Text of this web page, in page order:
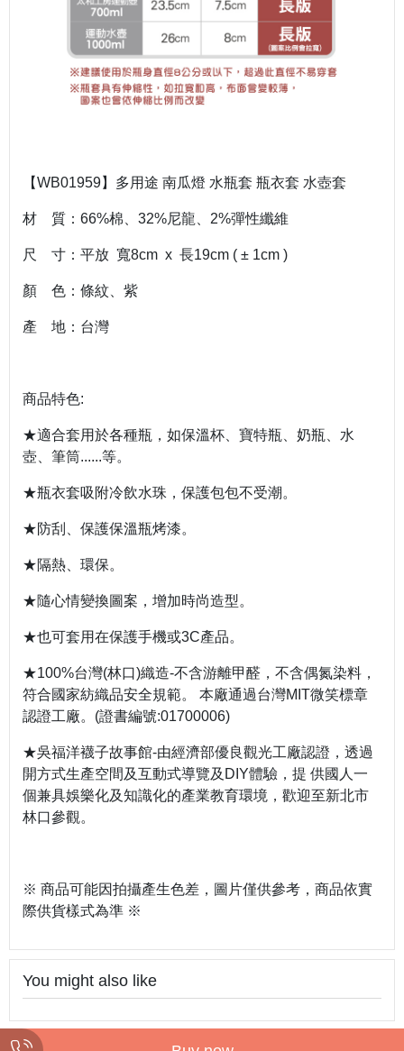
【WB01959】多用途 南瓜燈 水瓶套 瓶衣套 水壺套
材 質：66%棉、32%尼龍、2%彈性纖維
尺 寸：平放 寬8cm x 長19cm ( ± 1cm )
顏 色：條紋、紫
產 地：台灣
商品特色:
★適合套用於各種瓶，如保溫杯、寶特瓶、奶瓶、水
壺、筆筒......等。
★瓶衣套吸附冷飲水珠，保護包包不受潮。
★防刮、保護保溫瓶烤漆。
★隔熱、環保。
★隨心情變換圖案，增加時尚造型。
★也可套用在保護手機或3C產品。
★100%台灣(林口)織造-不含游離甲醛，不含偶氮染料，
符合國家紡織品安全規範。 本廠通過台灣MIT微笑標章
認證工廠。(證書編號:01700006)
★吳福洋襪子故事館-由經濟部優良觀光工廠認證，透過
開方式生產空間及互動式導覽及DIY體驗，提 供國人一
個兼具娛樂化及知識化的產業教育環境，歡迎至新北市
林口參觀。
※ 商品可能因拍攝產生色差，圖片僅供參考，商品依實
際供貨樣式為準 ※
You might also like